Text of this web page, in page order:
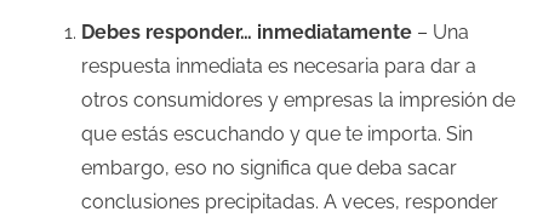
Debes responder… inmediatamente– Una
respuesta inmediata es necesaria para dar a
otros consumidores y empresas la impresión de
que estás escuchando y que te importa. Sin
embargo, eso no significa que deba sacar
conclusiones precipitadas. A veces, responder